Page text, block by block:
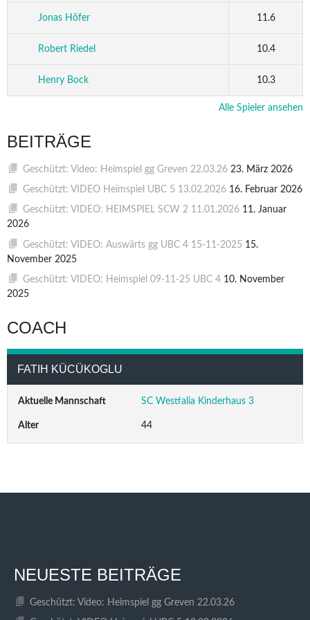
Jonas Höfer 11.6
Robert Riedel 10.4
Henry Bock 10.3
Alle Spieler ansehen
BEITRÄGE
Geschützt: Video: Heimspiel gg Greven 22.03.26 23. März 2026
Geschützt: VIDEO Heimspiel UBC 5 13.02.2026 16. Februar 2026
Geschützt: VIDEO: HEIMSPIEL SCW 2 11.01.2026 11. Januar
2026
Geschützt: VIDEO: Auswärts gg UBC 4 15-11-2025 15.
November 2025
Geschützt: VIDEO: Heimspiel 09-11-25 UBC 4 10. November
2025
COACH
FATIH KÜCÜKOGLU
Aktuelle Mannschaft SC Westfalia Kinderhaus 3
Alter 44
NEUESTE BEITRÄGE
Geschützt: Video: Heimspiel gg Greven 22.03.26